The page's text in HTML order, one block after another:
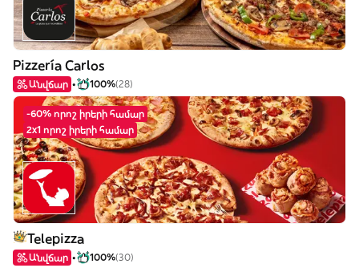
Pizzería Carlos
Անվճար 100%(28)
-60% որոշ իրերի համար
2x1 որոշ իրերի համար
Telepizza
Անվճար 100%(30)